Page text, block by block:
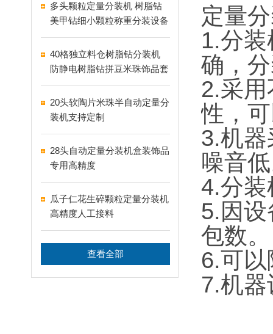
多头颗粒定量分装机 树脂钻
美甲钻细小颗粒称重分装设备
支持24-60头定制
40格独立料仓树脂钻分装机
防静电树脂钻拼豆米珠饰品套
盒分装设备
20头软陶片米珠半自动定量分
装机支持定制
28头自动定量分装机盒装饰品
专用高精度
瓜子仁花生碎颗粒定量分装机
高精度人工接料
查看全部
定量
1.分
确，
2.采
性，
3.机
噪音
4.分
5.因
包数。
6.可
7.机